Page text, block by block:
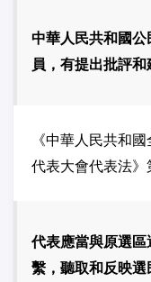
中華人民共和國
員，有提出批評和
《中華人民共和
代表大會代表法》
代表應當與原選
繫，聽取和反映